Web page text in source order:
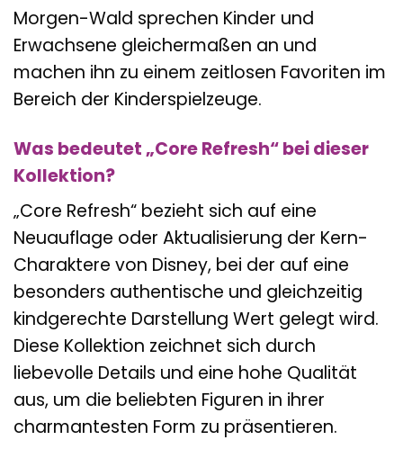
Morgen-Wald sprechen Kinder und
Erwachsene gleichermaßen an und
machen ihn zu einem zeitlosen Favoriten im
Bereich der Kinderspielzeuge.
Was bedeutet „Core Refresh“ bei dieser
Kollektion?
„Core Refresh“ bezieht sich auf eine
Neuauflage oder Aktualisierung der Kern-
Charaktere von Disney, bei der auf eine
besonders authentische und gleichzeitig
kindgerechte Darstellung Wert gelegt wird.
Diese Kollektion zeichnet sich durch
liebevolle Details und eine hohe Qualität
aus, um die beliebten Figuren in ihrer
charmantesten Form zu präsentieren.